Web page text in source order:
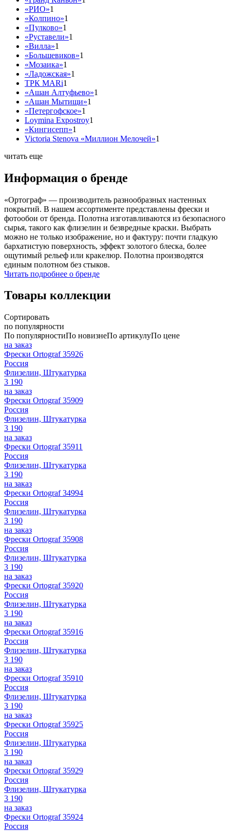
«РИО»1
«Колпино»1
«Пулково»1
«Руставели»1
«Вилла»1
«Большевиков»1
«Мозаика»1
«Ладожская»1
ТРК MARi1
«Ашан Алтуфьево»1
«Ашан Мытищи»1
«Петергофское»1
Loymina Expostroy1
«Кингисепп»1
Victoria Stenova «Миллион Мелочей»1
читать еще
Информация о бренде
«Ортограф» — производитель разнообразных настенных
покрытий. В нашем ассортименте представлены фрески и
фотообои от бренда. Полотна изготавливаются из безопасного
сырья, такого как флизелин и безвредные краски. Выбрать
можно не только изображение, но и фактуру: почти гладкую
бархатистую поверхность, эффект золотого блеска, более
ощутимый рельеф или кракелюр. Полотна производятся
единым полотном без стыков.
Читать подробнее о бренде
Товары коллекции
Сортировать
по популярности
По популярностиПо новизнеПо артикулуПо цене
на заказ
Фрески Ortograf 35926
Россия
Флизелин, Штукатурка
3 190
на заказ
Фрески Ortograf 35909
Россия
Флизелин, Штукатурка
3 190
на заказ
Фрески Ortograf 35911
Россия
Флизелин, Штукатурка
3 190
на заказ
Фрески Ortograf 34994
Россия
Флизелин, Штукатурка
3 190
на заказ
Фрески Ortograf 35908
Россия
Флизелин, Штукатурка
3 190
на заказ
Фрески Ortograf 35920
Россия
Флизелин, Штукатурка
3 190
на заказ
Фрески Ortograf 35916
Россия
Флизелин, Штукатурка
3 190
на заказ
Фрески Ortograf 35910
Россия
Флизелин, Штукатурка
3 190
на заказ
Фрески Ortograf 35925
Россия
Флизелин, Штукатурка
3 190
на заказ
Фрески Ortograf 35929
Россия
Флизелин, Штукатурка
3 190
на заказ
Фрески Ortograf 35924
Россия